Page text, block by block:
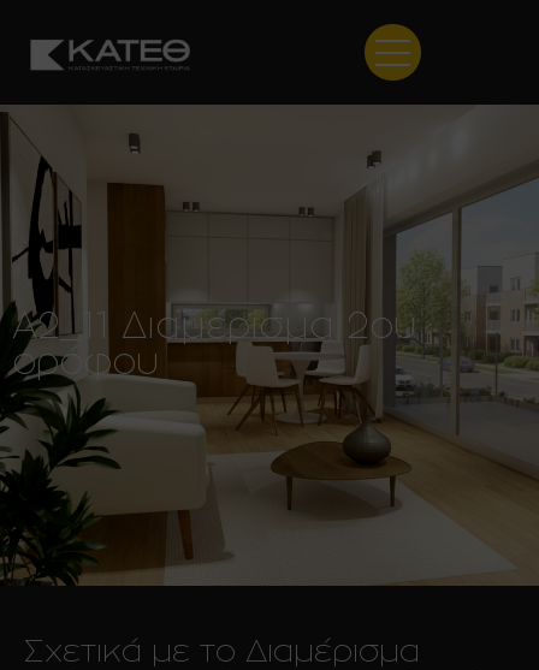
Α2_11 Διαμέρισμα 2ου
ορόφου
Σχετικά με το Διαμέρισμα